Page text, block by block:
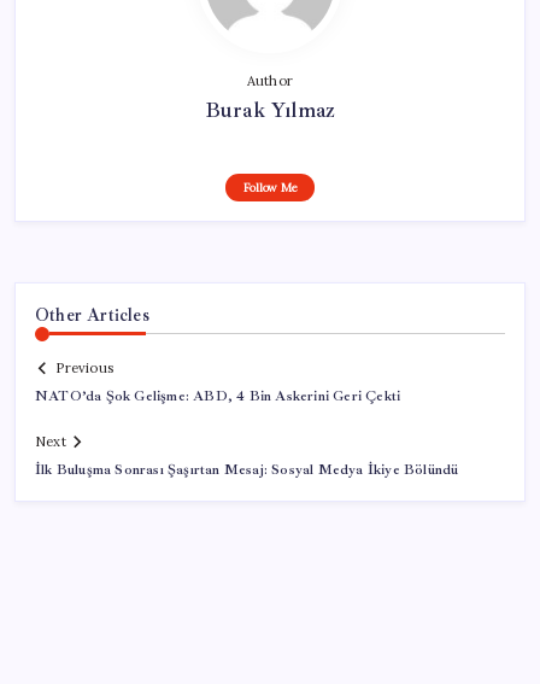
Author
Burak Yılmaz
Follow Me
Other Articles
Previous
NATO’da Şok Gelişme: ABD, 4 Bin Askerini Geri Çekti
Next
İlk Buluşma Sonrası Şaşırtan Mesaj: Sosyal Medya İkiye Bölündü